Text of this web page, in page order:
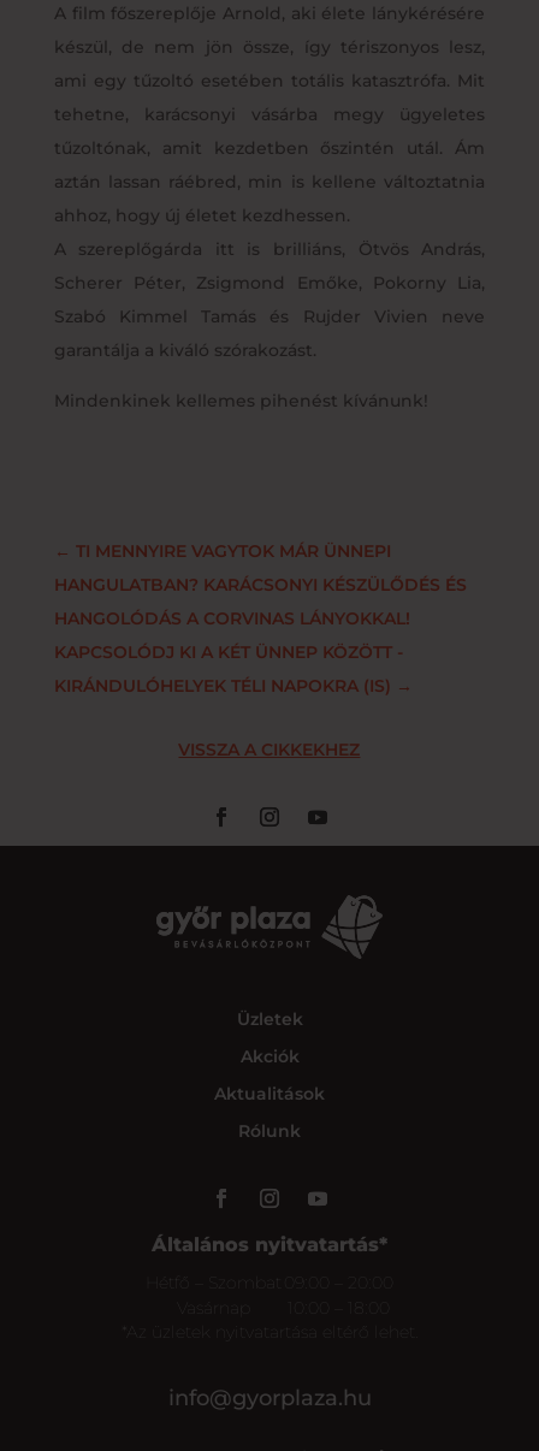
A film főszereplője Arnold, aki élete lánykérésére
készül, de nem jön össze, így tériszonyos lesz,
ami egy tűzoltó esetében totális katasztrófa. Mit
tehetne, karácsonyi vásárba megy ügyeletes
tűzoltónak, amit kezdetben őszintén utál. Ám
aztán lassan ráébred, min is kellene változtatnia
ahhoz, hogy új életet kezdhessen.
A szereplőgárda itt is brilliáns, Ötvös András,
Scherer Péter, Zsigmond Emőke, Pokorny Lia,
Szabó Kimmel Tamás és Rujder Vivien neve
garantálja a kiváló szórakozást.
Mindenkinek kellemes pihenést kívánunk!
← TI MENNYIRE VAGYTOK MÁR ÜNNEPI
HANGULATBAN? KARÁCSONYI KÉSZÜLŐDÉS ÉS
HANGOLÓDÁS A CORVINAS LÁNYOKKAL!
KAPCSOLÓDJ KI A KÉT ÜNNEP KÖZÖTT -
KIRÁNDULÓHELYEK TÉLI NAPOKRA (IS) →
VISSZA A CIKKEKHEZ
Üzletek
Akciók
Aktualitások
Rólunk
Általános nyitvatartás*
*Az üzletek nyitvatartása eltérő lehet.
info@gyorplaza.hu